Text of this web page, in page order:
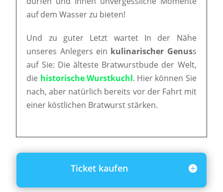
auf dem Wasser zu bieten!
Und zu guter Letzt wartet In der Nähe
unseres Anlegers ein kulinarischer Genuss
auf Sie: Die älteste Bratwurstbude der Welt,
die historische Wurstkuchl. Hier können Sie
nach, aber natürlich bereits vor der Fahrt mit
einer köstlichen Bratwurst stärken.
Ticket kaufen